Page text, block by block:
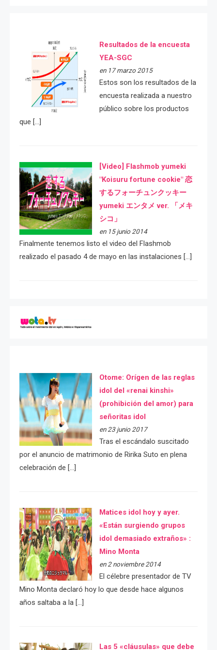
Resultados de la encuesta
YEA-SGC
en 17 marzo 2015
Estos son los resultados de la
encuesta realizada a nuestro
público sobre los productos
que […]
[Video] Flashmob yumeki
"Koisuru fortune cookie" 恋
するフォーチュンクッキー
yumeki エンタメ ver. 「メキ
シコ」
en 15 junio 2014
Finalmente tenemos listo el video del Flashmob
realizado el pasado 4 de mayo en las instalaciones […]
Otome: Orígen de las reglas
idol del «renai kinshi»
(prohibición del amor) para
señoritas idol
en 23 junio 2017
Tras el escándalo suscitado
por el anuncio de matrimonio de Ririka Suto en plena
celebración de […]
Matices idol hoy y ayer.
«Están surgiendo grupos
idol demasiado extraños» :
Mino Monta
en 2 noviembre 2014
El célebre presentador de TV
Mino Monta declaró hoy lo que desde hace algunos
años saltaba a la […]
Las 5 «cláusulas» que debe